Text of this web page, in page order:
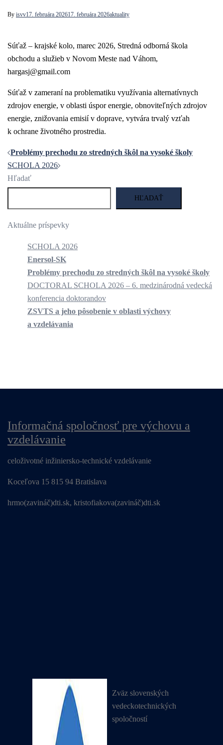
By isvv17. februára 202617. februára 2026aktuality
Súťaž – krajské kolo, marec 2026, Stredná odborná škola
obchodu a služieb v Novom Meste nad Váhom,
hargasj@gmail.com
Súťaž v zameraní na problematiku využívania alternatívnych
zdrojov energie, v oblasti úspor energie, obnoviteľných zdrojov
energie, znižovania emisií v doprave, vytvára trvalý vzťah
k ochrane životného prostredia.
Navigácia
článkami
Problémy prechodu zo stredných škôl na vysoké školy
SCHOLA 2026
Hľadať
HĽADAŤ
Aktuálne príspevky
SCHOLA 2026
Enersol-SK
Problémy prechodu zo stredných škôl na vysoké školy
DOCTORAL SCHOLA 2026 – 6. medzinárodná vedecká
konferencia doktorandov
ZSVTS a jeho pôsobenie v oblasti výchovy
a vzdelávania
Informačná spoločnosť pre výchovu a
vzdelávanie
celoživotné inžiniersko-technické vzdelávanie
Koceľova 15 815 94 Bratislava
hrmo(zavináč)dti.sk, kristofiakova(zavináč)dti.sk
Zväz slovenských
vedeckotechnických
spoločností